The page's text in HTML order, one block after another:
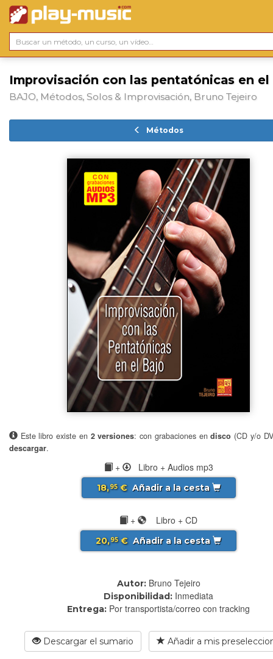
Improvisación con las pentatónicas en el
BAJO, Métodos, Solos & Improvisación, Bruno Tejeiro
Métodos
Este libro existe en 2 versiones: con grabaciones endisco (CD y/o
descargar.
+ Libro + Audios mp3
18,95€ Añadir a la cesta
+ Libro + CD
20,95€ Añadir a la cesta
Autor: Bruno Tejeiro
Disponibilidad: Inmediata
Entrega: Por transportista/correo con tracking
Descargar el sumario Añadir a mis